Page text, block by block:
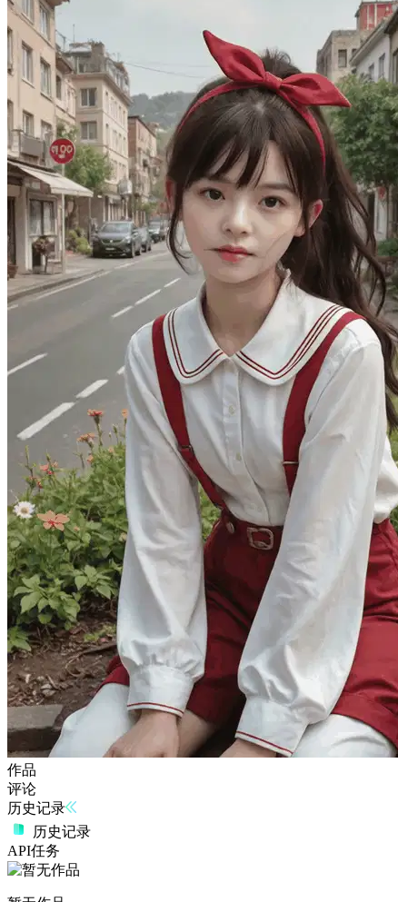
作品
评论
历史记录
历史记录
API任务